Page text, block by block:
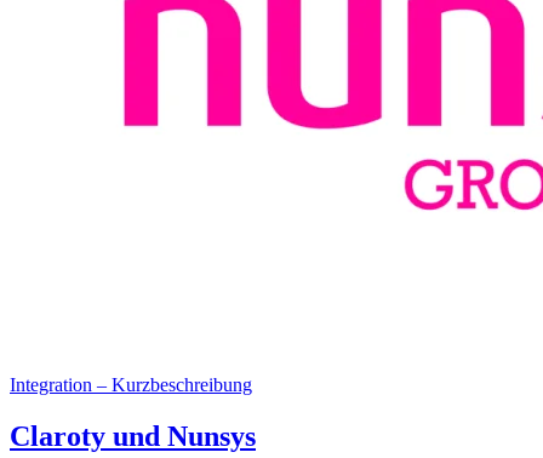
Integration – Kurzbeschreibung
Claroty und Nunsys